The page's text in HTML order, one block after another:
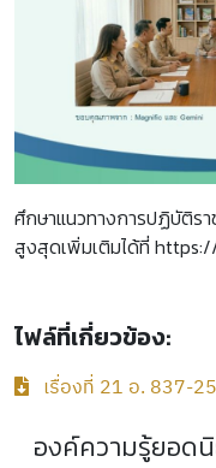
ศึกษาแนวทางการปฏิบัติร
สูงสุดเพิ่มเติมได้ที่
ไฟล์ที่เกี่ยวข้อง:
เรื่องที่ 21 อ. 837-
องค์ความรู้ยอด